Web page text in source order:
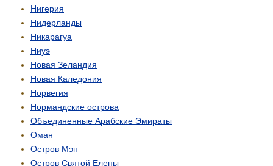
Нигерия
Нидерланды
Никарагуа
Ниуэ
Новая Зеландия
Новая Каледония
Норвегия
Нормандские острова
Объединенные Арабские Эмираты
Оман
Остров Мэн
Остров Святой Елены